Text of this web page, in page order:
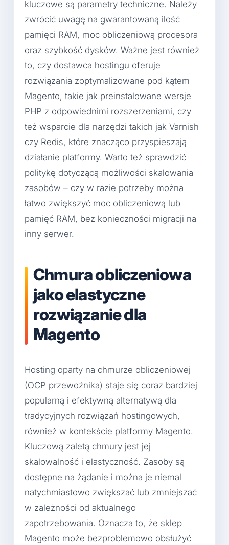
kluczowe są parametry techniczne. Należy
zwrócić uwagę na gwarantowaną ilość
pamięci RAM, moc obliczeniową procesora
oraz szybkość dysków. Ważne jest również
to, czy dostawca hostingu oferuje
rozwiązania zoptymalizowane pod kątem
Magento, takie jak preinstalowane wersje
PHP z odpowiednimi rozszerzeniami, czy
też wsparcie dla narzędzi takich jak Varnish
czy Redis, które znacząco przyspieszają
działanie platformy. Warto też sprawdzić
politykę dotyczącą możliwości skalowania
zasobów – czy w razie potrzeby można
łatwo zwiększyć moc obliczeniową lub
pamięć RAM, bez konieczności migracji na
inny serwer.
Chmura obliczeniowa
jako elastyczne
rozwiązanie dla
Magento
Hosting oparty na chmurze obliczeniowej
(OCP przewoźnika) staje się coraz bardziej
popularną i efektywną alternatywą dla
tradycyjnych rozwiązań hostingowych,
również w kontekście platformy Magento.
Kluczową zaletą chmury jest jej
skalowalność i elastyczność. Zasoby są
dostępne na żądanie i można je niemal
natychmiastowo zwiększać lub zmniejszać
w zależności od aktualnego
zapotrzebowania. Oznacza to, że sklep
Magento może bezproblemowo obsłużyć